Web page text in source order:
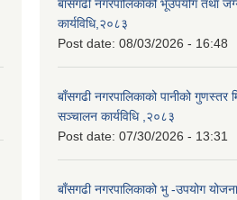
बाँसगढी नगरपालिकाको भूउपयोग तथा
कार्यविधि,२०८३
Post date: 08/03/2026 - 16:48
बाँसगढी नगरपालिकाको पानीको गुणस्तर
सञ्चालन कार्यविधि ,२०८३
Post date: 07/30/2026 - 13:31
बाँसगढी नगरपालिकाको भु -उपयोग